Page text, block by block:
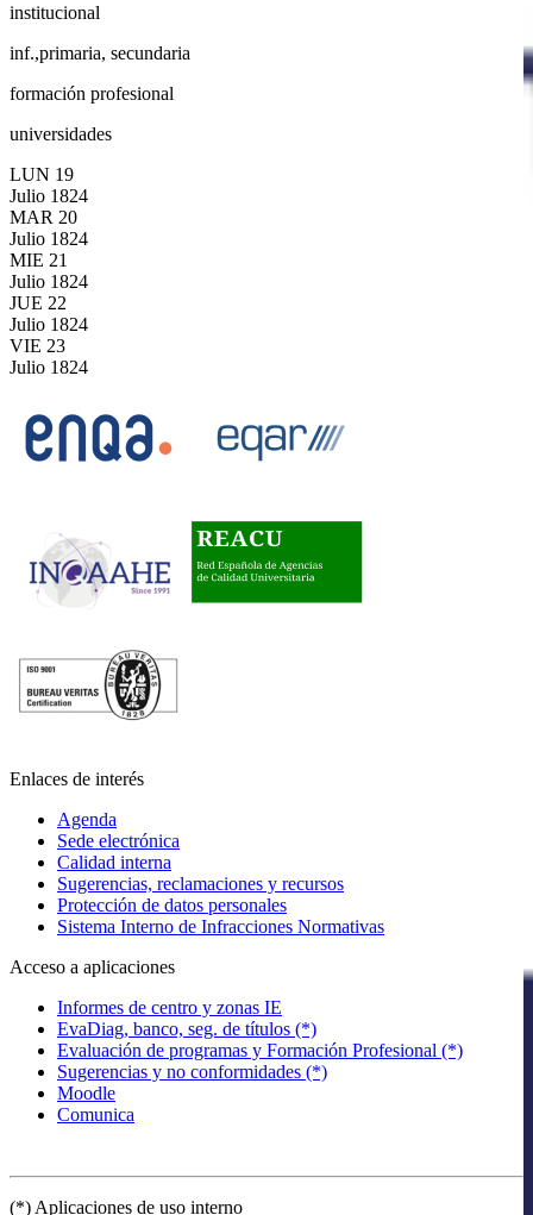
institucional
inf.,primaria, secundaria
formación profesional
universidades
LUN 19
Julio 1824
MAR 20
Julio 1824
MIE 21
Julio 1824
JUE 22
Julio 1824
VIE 23
Julio 1824
Enlaces de interés
Agenda
Sede electrónica
Calidad interna
Sugerencias, reclamaciones y recursos
Protección de datos personales
Sistema Interno de Infracciones Normativas
Acceso a aplicaciones
Informes de centro y zonas IE
EvaDiag, banco, seg. de títulos (*)
Evaluación de programas y Formación Profesional (*)
Sugerencias y no conformidades (*)
Moodle
Comunica
(*) Aplicaciones de uso interno